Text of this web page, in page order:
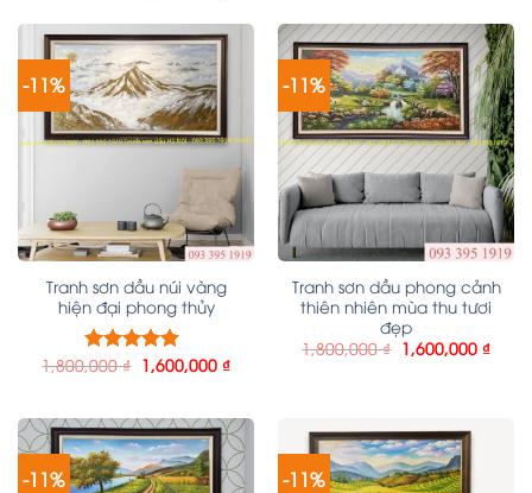
-11%
Tranh sơn dầu núi vàng
hiện đại phong thủy
Được xếp
1,800,000₫ 1,600,000 ₫
-11%
Tranh sơn dầu phong cảnh
thiên nhiên mùa thu tươi
đẹp
1,800,000₫ 1,600,000 ₫
-11% -11%